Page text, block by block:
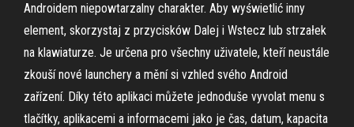
Androidem niepowtarzalny charakter. Aby wyświetlić inny
element, skorzystaj z przycisków Dalej i Wstecz lub strzałek
na klawiaturze. Je určena pro všechny uživatele, kteří neustále
zkouší nové launchery a mění si vzhled svého Android
zařízení. Díky této aplikaci můžete jednoduše vyvolat menu s
tlačítky, aplikacemi a informacemi jako je čas, datum, kapacita